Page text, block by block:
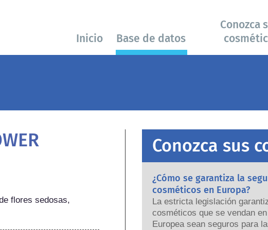
Inicio Base de datos
Conozca
flores sedosas,
Conozca sus
¿Cómo se garantiza la
cosméticos en Europa?
La estricta legislación
cosméticos que se vendan
Europea sean seguros para